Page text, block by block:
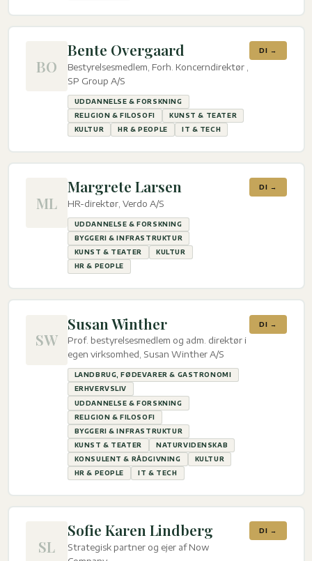
BO
Bente Overgaard
Bestyrelsesmedlem, Forh. Koncerndirektør ,
SP Group A/S
UDDANNELSE & FORSKNING
RELIGION & FILOSOFI
KUNST & TEATER
KULTUR
HR & PEOPLE IT & TECH
DI →
ML
Margrete Larsen
HR-direktør, Verdo A/S
UDDANNELSE & FORSKNING
BYGGERI & INFRASTRUKTUR
KUNST & TEATER
KULTUR
HR & PEOPLE
DI →
SW
Susan Winther
Prof. bestyrelsesmedlem og adm. direktør i
egen virksomhed, Susan Winther A/S
LANDBRUG, FØDEVARER & GASTRONOMI
ERHVERVSLIV
UDDANNELSE & FORSKNING
RELIGION & FILOSOFI
BYGGERI & INFRASTRUKTUR
KUNST & TEATER
NATURVIDENSKAB
KONSULENT & RÅDGIVNING
KULTUR
HR & PEOPLE
IT & TECH
DI →
SL
Sofie Karen Lindberg
Strategisk partner og ejer af Now
DI →